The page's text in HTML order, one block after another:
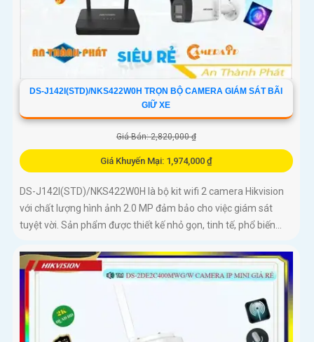
DS-J142I(STD)/NKS422W0H TRỌN BỘ CAMERA GIÁM SÁT BÃI
GIỮ XE
Giá Bán: 2,820,000 ₫
Giá Khuyến Mại: 1,974,000 ₫
DS-J142I(STD)/NKS422W0H là bộ kit wifi 2 camera Hikvision
với chất lượng hình ảnh 2.0 MP đảm bảo cho việc giám sát
tuyệt vời. Sản phẩm được thiết kế nhỏ gọn, tinh tế, phổ biến...